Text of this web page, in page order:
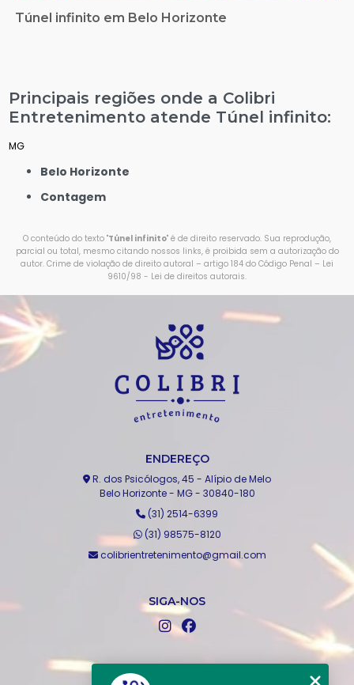
Túnel infinito em Belo Horizonte
Principais regiões onde a Colibri
Entretenimento atende Túnel infinito:
MG
Belo Horizonte
Contagem
O conteúdo do texto "Túnel infinito" é de direito reservado. Sua reprodução,
parcial ou total, mesmo citando nossos links, é proibida sem a autorização do
autor. Crime de violação de direito autoral – artigo 184 do Código Penal – Lei
9610/98 - Lei de direitos autorais.
ENDEREÇO
R. dos Psicólogos, 45 - Alípio de Melo
Belo Horizonte - MG - 30840-180
(31) 2514-6399
(31) 98575-8120
colibrientretenimento@gmail.com
SIGA-NOS